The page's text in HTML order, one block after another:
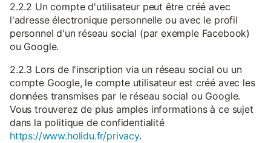
2.2.2 Un compte d'utilisateur peut être créé avec
l'adresse électronique personnelle ou avec le profil
personnel d'un réseau social (par exemple Facebook)
ou Google.
2.2.3 Lors de l'inscription via un réseau social ou un
compte Google, le compte utilisateur est créé avec les
données transmises par le réseau social ou Google.
Vous trouverez de plus amples informations à ce sujet
dans la politique de confidentialité
https://www.holidu.fr/privacy.